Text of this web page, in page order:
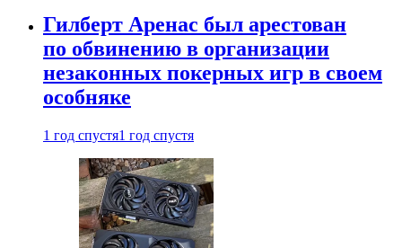
Гилберт Аренас был арестован
по обвинению в организации
незаконных покерных игр в своем
особняке
1 год спустя1 год спустя